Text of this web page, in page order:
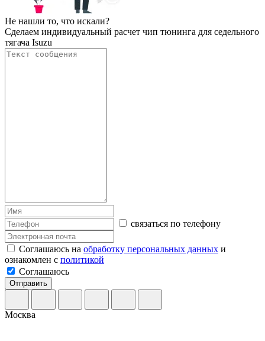
Не нашли то, что искали?
Сделаем индивидуальный расчет чип тюнинга для седельного
тягача Isuzu
связаться по телефону
Соглашаюсь на обработку персональных данных и
ознакомлен с политикой
Соглашаюсь
Отправить
Москва